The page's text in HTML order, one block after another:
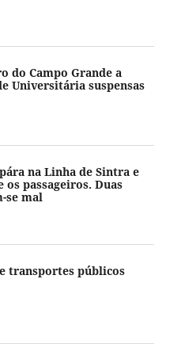
do Campo Grande a
Universitária suspensas
na Linha de Sintra e
os passageiros. Duas
se mal
transportes públicos